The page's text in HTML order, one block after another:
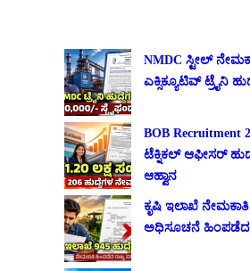
NMDC ಸ್ಟೀಲ್
ಎಕ್ಸಿಕ್ಯೂಟಿವ್ ಟ್ರೈನಿ
BOB Recruitment
ಟೆಕ್ನಿಕಲ್ ಆಫೀಸರ್
ಆಹ್ವಾನ
ಕೃಷಿ ಇಲಾಖೆ ನೇಮಕಾತಿ
ಅಧಿಸೂಚನೆ ಹಿಂಪಡೆದ